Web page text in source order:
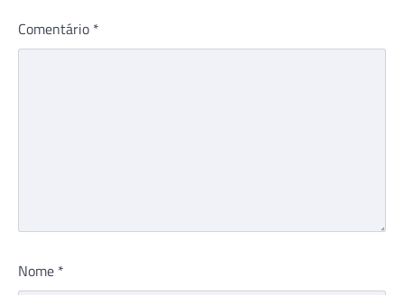
Comentário *
Nome *